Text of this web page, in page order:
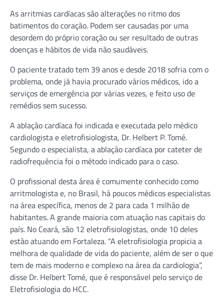
As arritmias cardíacas são alterações no ritmo dos
batimentos do coração. Podem ser causadas por uma
desordem do próprio coração ou ser resultado de outras
doenças e hábitos de vida não saudáveis.
O paciente tratado tem 39 anos e desde 2018 sofria com o
problema, onde já havia procurado vários médicos, ido a
serviços de emergência por várias vezes, e feito uso de
remédios sem sucesso.
A ablação cardíaca foi indicada e executada pelo médico
cardiologista e eletrofisiologista, Dr. Helbert P. Tomé.
Segundo o especialista, a ablação cardíaca por cateter de
radiofrequência foi o método indicado para o caso.
O profissional desta área é comumente conhecido como
arritmologista e, no Brasil, há poucos médicos especialistas
na área específica, menos de 2 para cada 1 milhão de
habitantes. A grande maioria com atuação nas capitais do
país. No Ceará, são 12 eletrofisiologistas, onde 10 deles
estão atuando em Fortaleza. “A eletrofisiologia propicia a
melhora de qualidade de vida do paciente, além de ser o que
tem de mais moderno e complexo na área da cardiologia”,
disse Dr. Helbert Tomé, que é responsável pelo serviço de
Eletrofisiologia do HCC.